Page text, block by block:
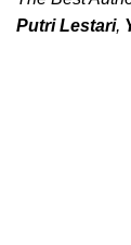
Putri Lestari,